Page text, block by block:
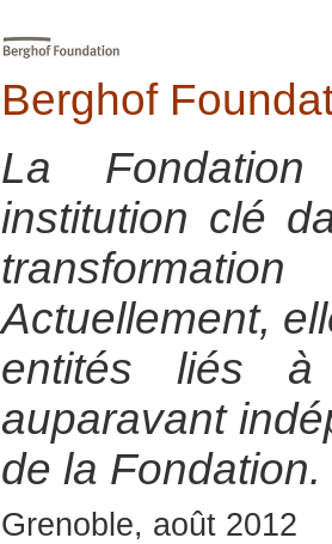
Berghof
La
institution clé
Actuellement,
entités liés
auparavant
de la Fondation.
Grenoble, août 2012